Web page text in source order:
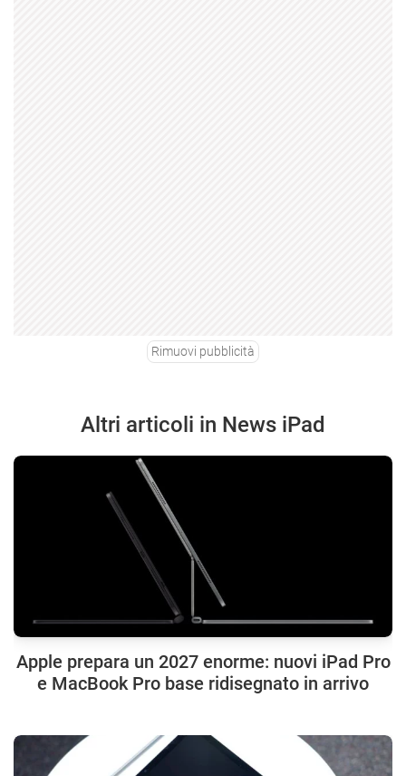
Rimuovi pubblicità
Altri articoli in News iPad
Apple prepara un 2027 enorme: nuovi iPad Pro
e MacBook Pro base ridisegnato in arrivo